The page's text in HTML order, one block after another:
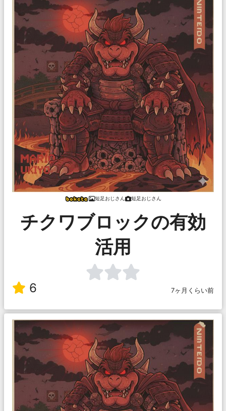
短足おじさん 短足おじさん
チクワブロックの有効
活用
6 7ヶ月くらい前